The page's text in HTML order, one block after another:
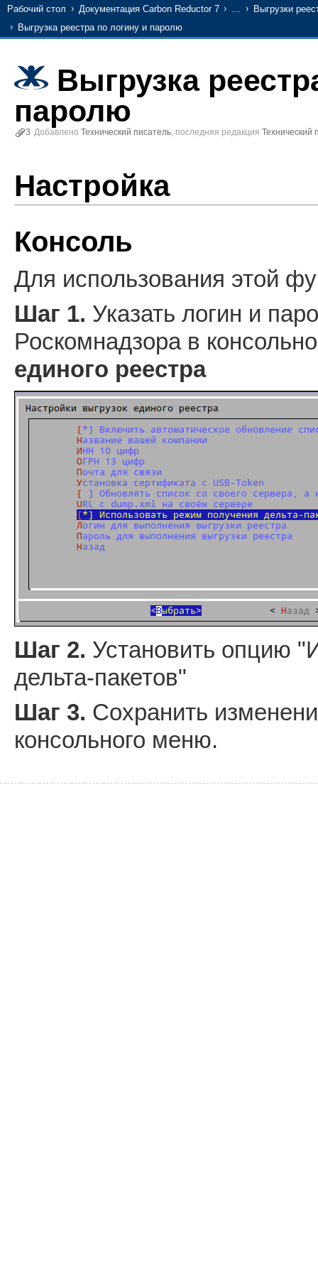
Рабочий стол Документация Carbon Reductor 7 …
Выгрузки
Выгрузка реестра по логину и паролю
Выгрузка
паролю
3 Добавлено Технический писатель, последняя редакция Технический
Настройка
Консоль
Для использования этой
Шаг 1. Указать логин и
Роскомнадзора в
единого реестра
Шаг 2. Установить опцию
дельта-пакетов"
Шаг 3. Сохранить
консольного меню.